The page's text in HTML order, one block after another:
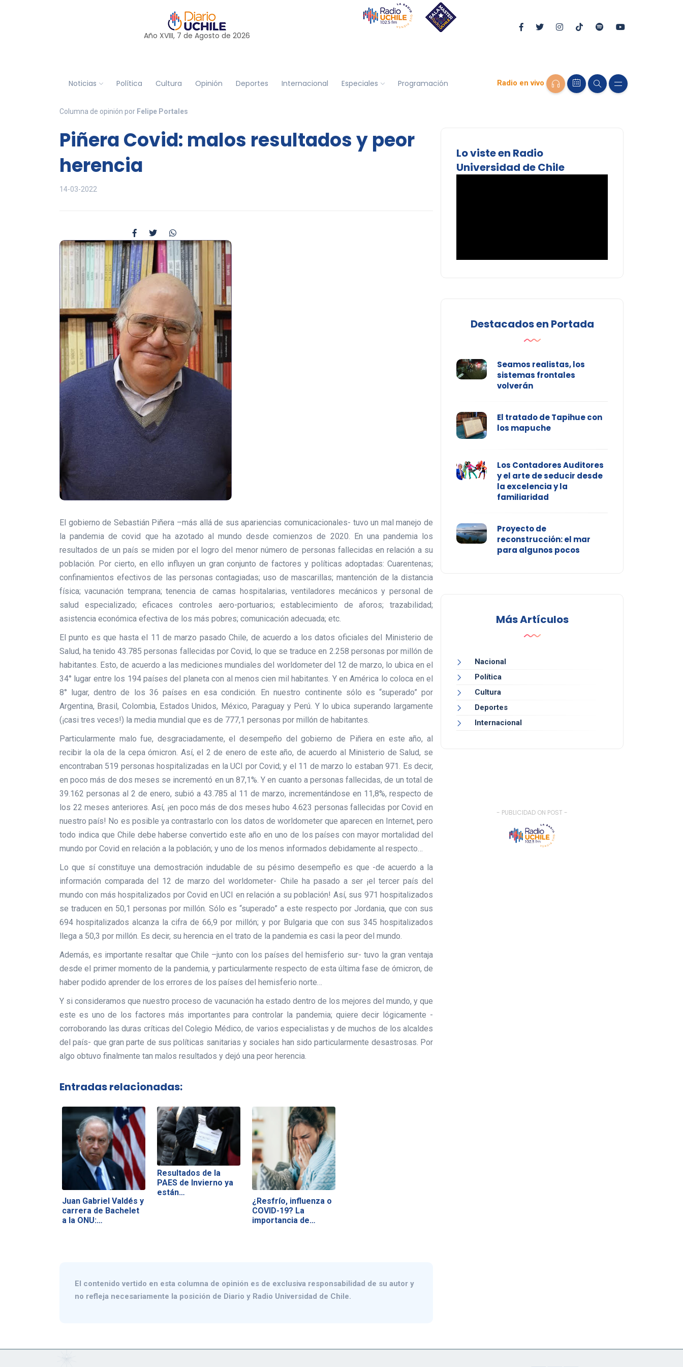
Año XVIII, 7 de Agosto de 2026
Noticias Política Cultura Opinión Deportes Internacional Especiales Programación Radio en vivo
Columna de opinión por Felipe Portales
Piñera Covid: malos resultados y peor
herencia
14-03-2022
El gobierno de Sebastián Piñera –más allá de sus apariencias comunicacionales- tuvo un mal manejo de
la pandemia de covid que ha azotado al mundo desde comienzos de 2020. En una pandemia los
resultados de un país se miden por el logro del menor número de personas fallecidas en relación a su
población. Por cierto, en ello influyen un gran conjunto de factores y políticas adoptadas: Cuarentenas;
confinamientos efectivos de las personas contagiadas; uso de mascarillas; mantención de la distancia
física; vacunación temprana; tenencia de camas hospitalarias, ventiladores mecánicos y personal de
salud especializado; eficaces controles aero-portuarios; establecimiento de aforos; trazabilidad;
asistencia económica efectiva de los más pobres; comunicación adecuada; etc.
El punto es que hasta el 11 de marzo pasado Chile, de acuerdo a los datos oficiales del Ministerio de
Salud, ha tenido 43.785 personas fallecidas por Covid, lo que se traduce en 2.258 personas por millón de
habitantes. Esto, de acuerdo a las mediciones mundiales del worldometer del 12 de marzo, lo ubica en el
34° lugar entre los 194 países del planeta con al menos cien mil habitantes. Y en América lo coloca en el
8° lugar, dentro de los 36 países en esa condición. En nuestro continente sólo es “superado” por
Argentina, Brasil, Colombia, Estados Unidos, México, Paraguay y Perú. Y lo ubica superando largamente
(¡casi tres veces!) la media mundial que es de 777,1 personas por millón de habitantes.
Particularmente malo fue, desgraciadamente, el desempeño del gobierno de Piñera en este año, al
recibir la ola de la cepa ómicron. Así, el 2 de enero de este año, de acuerdo al Ministerio de Salud, se
encontraban 519 personas hospitalizadas en la UCI por Covid; y el 11 de marzo lo estaban 971. Es decir,
en poco más de dos meses se incrementó en un 87,1%. Y en cuanto a personas fallecidas, de un total de
39.162 personas al 2 de enero, subió a 43.785 al 11 de marzo, incrementándose en 11,8%, respecto de
los 22 meses anteriores. Así, ¡en poco más de dos meses hubo 4.623 personas fallecidas por Covid en
nuestro país! No es posible ya contrastarlo con los datos de worldometer que aparecen en Internet, pero
todo indica que Chile debe haberse convertido este año en uno de los países con mayor mortalidad del
mundo por Covid en relación a la población; y uno de los menos informados debidamente al respecto…
Lo que sí constituye una demostración indudable de su pésimo desempeño es que -de acuerdo a la
información comparada del 12 de marzo del worldometer- Chile ha pasado a ser ¡el tercer país del
mundo con más hospitalizados por Covid en UCI en relación a su población! Así, sus 971 hospitalizados
se traducen en 50,1 personas por millón. Sólo es “superado” a este respecto por Jordania, que con sus
694 hospitalizados alcanza la cifra de 66,9 por millón; y por Bulgaria que con sus 345 hospitalizados
llega a 50,3 por millón. Es decir, su herencia en el trato de la pandemia es casi la peor del mundo.
Además, es importante resaltar que Chile –junto con los países del hemisferio sur- tuvo la gran ventaja
desde el primer momento de la pandemia, y particularmente respecto de esta última fase de ómicron, de
haber podido aprender de los errores de los países del hemisferio norte…
Y si consideramos que nuestro proceso de vacunación ha estado dentro de los mejores del mundo, y que
este es uno de los factores más importantes para controlar la pandemia; quiere decir lógicamente -
corroborando las duras críticas del Colegio Médico, de varios especialistas y de muchos de los alcaldes
del país- que gran parte de sus políticas sanitarias y sociales han sido particularmente desastrosas. Por
algo obtuvo finalmente tan malos resultados y dejó una peor herencia.
Entradas relacionadas:
Juan Gabriel Valdés y
carrera de Bachelet
a la ONU:…
Resultados de la
PAES de Invierno ya
están…
¿Resfrío, influenza o
COVID-19? La
importancia de…
El contenido vertido en esta columna de opinión es de exclusiva responsabilidad de su autor y
no refleja necesariamente la posición de Diario y Radio Universidad de Chile.
Lo viste en Radio
Universidad de Chile
Destacados en Portada
Seamos realistas, los
sistemas frontales
volverán
El tratado de Tapihue con
los mapuche
Los Contadores Auditores
y el arte de seducir desde
la excelencia y la
familiaridad
Proyecto de
reconstrucción: el mar
para algunos pocos
Más Artículos
Nacional
Política
Cultura
Deportes
Internacional
- PUBLICIDAD ON POST -